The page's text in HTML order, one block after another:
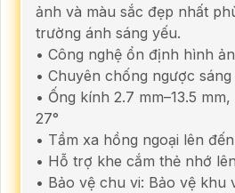
ảnh và màu sắc đẹp nhất
trường ánh sáng yếu.
• Công nghệ ổn định hình
• Chuyên chống ngược sáng
• Ống kính 2.7 mm–13.5
27°
• Tầm xa hồng ngoại lên
• Hỗ trợ khe cắm thẻ nhớ
• Bảo vệ chu vi: Bảo vệ khu